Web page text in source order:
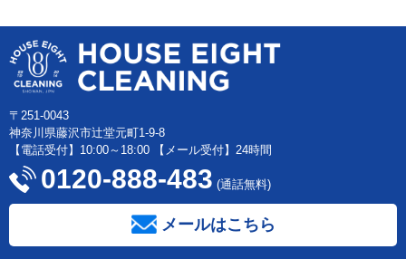
〒251-0043
神奈川県藤沢市辻堂元町1-9-8
【電話受付】10:00～18:00 【メール受付】24時間
0120-888-483 (通話無料)
メールはこちら